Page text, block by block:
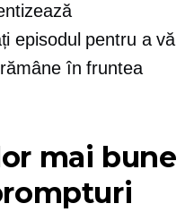
episodul pentru a vă
în fruntea
mai bune